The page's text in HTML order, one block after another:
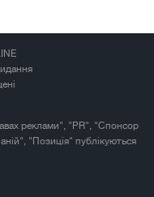
реклами", "PR", "Спонсор
"Позиція" публікуються